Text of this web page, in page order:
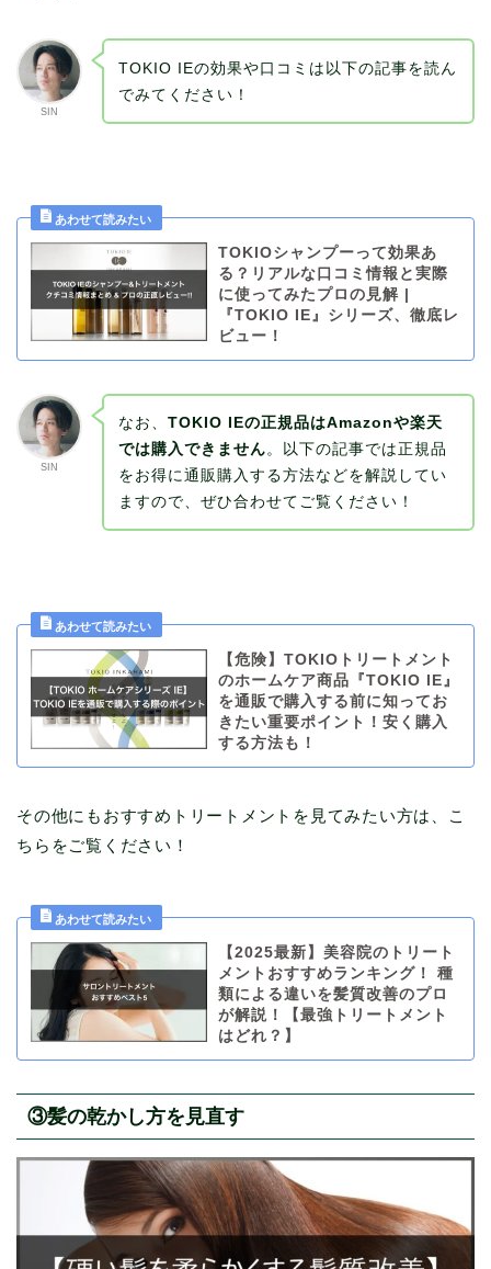
SIN
TOKIO IEの効果や口コミは以下の記事を読ん
でみてください！
TOKIOシャンプーって効果あ
る？リアルな口コミ情報と実際
に使ってみたプロの見解 |
『TOKIO IE』シリーズ、徹底レ
ビュー！
SIN
なお、 TOKIO IEの正規品はAmazonや楽天
では購入できません。以下の記事では正規品
をお得に通販購入する方法などを解説してい
ますので、ぜひ合わせてご覧ください！
【危険】TOKIOトリートメント
のホームケア商品『TOKIO IE』
を通販で購入する前に知ってお
きたい重要ポイント！安く購入
する方法も！
その他にもおすすめトリートメントを見てみたい方は、こ
ちらをご覧ください！
【2025最新】美容院のトリート
メントおすすめランキング！ 種
類による違いを髪質改善のプロ
が解説！【最強トリートメント
はどれ？】
③髪の乾かし方を見直す